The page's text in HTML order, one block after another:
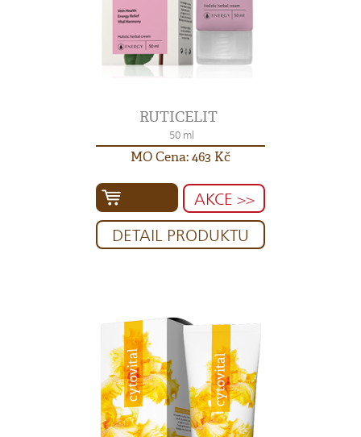
RUTICELIT
50 ml
MO Cena: 463 Kč
AKCE >>
DETAIL PRODUKTU